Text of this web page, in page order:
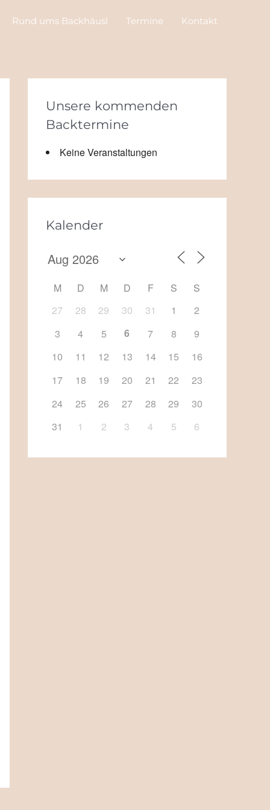
Rund ums Backhäusl Termine Kontakt
Unsere kommenden
Backtermine
Keine Veranstaltungen
Kalender
M D M D F S
S
27
28 29 30 31 1
2
3
4 5 6 7 8
9
10
11 12 13 14 15
16
17
18 19 20 21 22
23
24
25 26 27 28 29
30
31
1 2 3 4 5 6